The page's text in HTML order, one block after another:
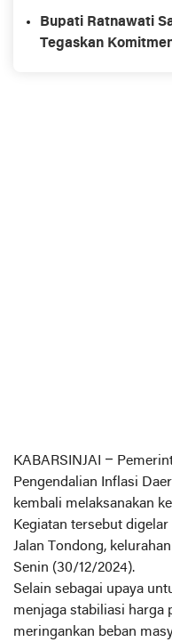
Bupati Ratnawati
Tegaskan
KABARSINJAI
–
Pengendalian Inflasi
kembali melaksanakan
Kegiatan tersebut
Jalan Tondong,
Senin (30/12/2024).
Selain sebagai upaya
menjaga stabiliasi harga
meringankan beban